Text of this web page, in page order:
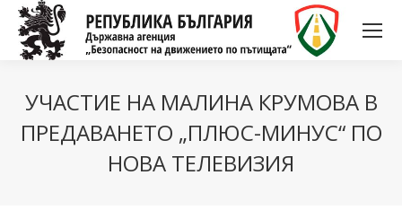
УЧАСТИЕ НА МАЛИНА КРУМОВА В
ПРЕДАВАНЕТО „ПЛЮС-МИНУС“ ПО
НОВА ТЕЛЕВИЗИЯ